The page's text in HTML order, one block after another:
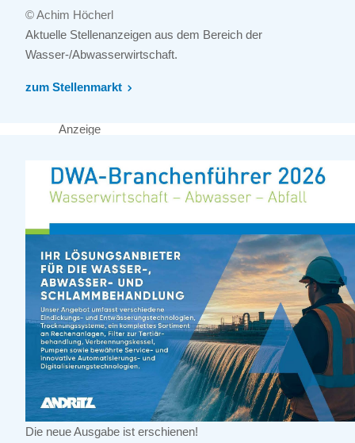
© Achim Höcherl
Aktuelle Stellenanzeigen aus dem Bereich der
Wasser-/Abwasserwirtschaft.
zum Stellenmarkt
Anzeige
Die neue Ausgabe ist erschienen!